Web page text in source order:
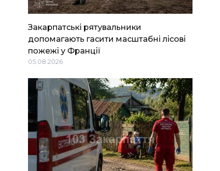
Закарпатські рятувальники
допомагають гасити масштабні лісові
пожежі у Франції
05.08.2026